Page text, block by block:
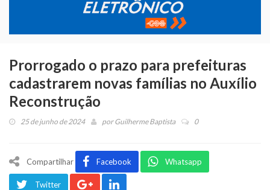
Prorrogado o prazo para prefeituras
cadastrarem novas famílias no Auxílio
Reconstrução
25 de junho de 2024 porGuilherme Baptista 0
Compartilhar Facebook Whatsapp
Twitter